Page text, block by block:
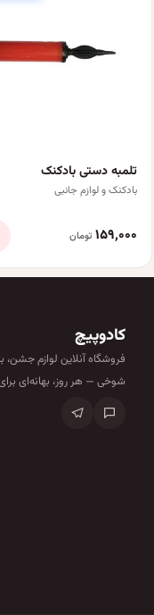
تلمبه دستی بادکنک
بادکنک و لوازم جانبی
۱۵۹٬۰۰۰ تومان
کادوپیچ
فروشگاه آنلاین لوازم
شوخی — هر روز، بهانه‌ای